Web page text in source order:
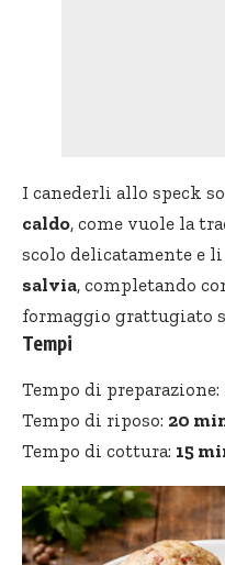
I canederli allo speck
caldo, come vuole la
scolo delicatamente e
salvia, completando
formaggio grattugiato
Tempi
Tempo di preparazione:
Tempo di riposo: 20
Tempo di cottura: 15